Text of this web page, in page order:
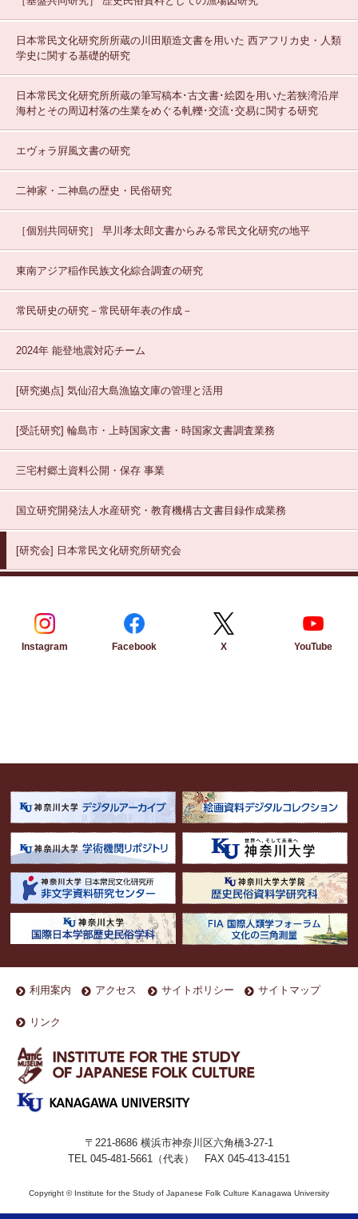
日本常民文化研究所所蔵の川田順造文書を用いた 西アフリカ史・人類
学史に関する基礎的研究
日本常民文化研究所所蔵の筆写稿本･古文書･絵図を用いた若狭湾沿岸
海村とその周辺村落の生業をめぐる軋轢･交流･交易に関する研究
エヴォラ屛風文書の研究
二神家・二神島の歴史・民俗研究
［個別共同研究］ 早川孝太郎文書からみる常民文化研究の地平
東南アジア稲作民族文化綜合調査の研究
常民研史の研究－常民研年表の作成－
2024年 能登地震対応チーム
[研究拠点] 気仙沼大島漁協文庫の管理と活用
[受託研究] 輪島市・上時国家文書・時国家文書調査業務
三宅村郷土資料公開・保存 事業
国立研究開発法人水産研究・教育機構古文書目録作成業務
[研究会] 日本常民文化研究所研究会
Instagram Facebook X YouTube
利用案内 アクセス サイトポリシー サイトマップ
リンク
〒221-8686 横浜市神奈川区六角橋3-27-1
TEL 045-481-5661（代表） FAX 045-413-4151
Copyright © Institute for the Study of Japanese Folk Culture Kanagawa University